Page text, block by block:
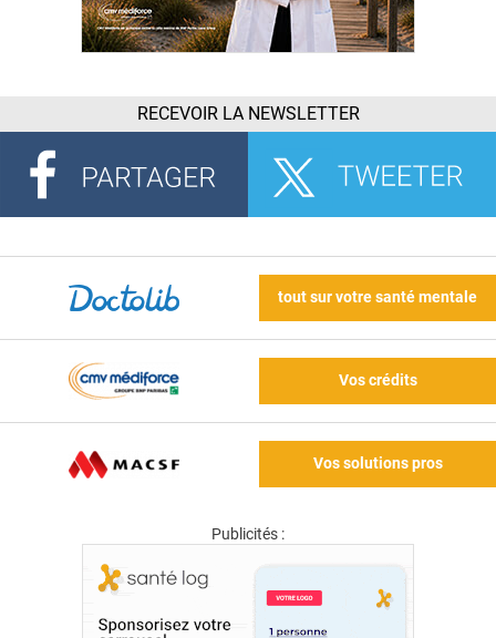
RECEVOIR LA NEWSLETTER
tout sur votre santé mentale
Vos crédits
Vos solutions pros
Publicités :